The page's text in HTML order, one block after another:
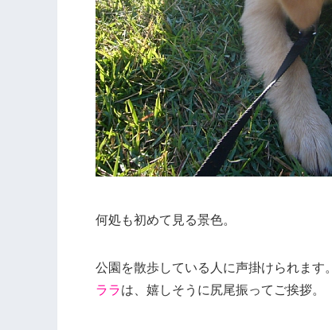
何処も初めて見る景色。
公園を散歩している人に声掛けられます。
ララは、嬉しそうに尻尾振ってご挨拶。